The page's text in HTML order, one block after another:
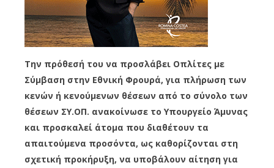
Την πρόθεσή του να προσλάβει Οπλίτες με
Σύμβαση στην Εθνική Φρουρά, για πλήρωση των
κενών ή κενούμενων θέσεων από το σύνολο των
θέσεων ΣΥ.ΟΠ. ανακοίνωσε το Υπουργείο Άμυνας
και προσκαλεί άτομα που διαθέτουν τα
απαιτούμενα προσόντα, ως καθορίζονται στη
σχετική προκήρυξη, να υποβάλουν αίτηση για